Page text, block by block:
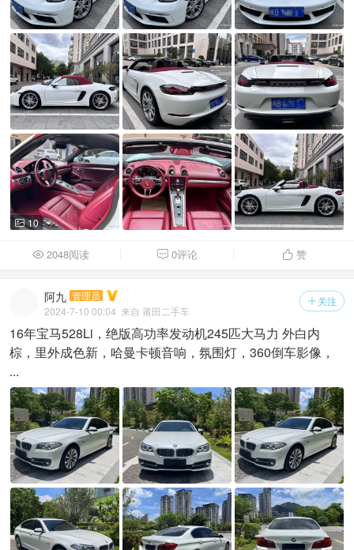
 10
 2048阅读  0评论  赞
 关注
阿九 管理员
2024-7-10 00:04 来自 莆田二手车
16年宝马528Li，绝版高功率发动机245匹大马力 外白内
棕，里外成色新，哈曼卡顿音响，氛围灯，360倒车影像，
...